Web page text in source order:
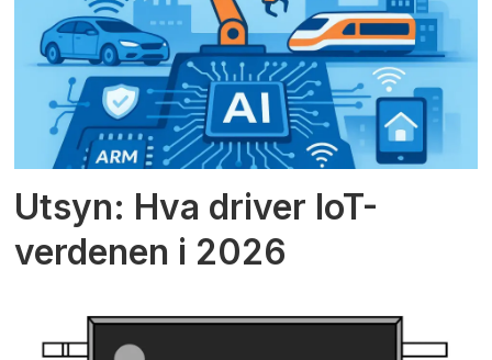
Utsyn: Hva driver IoT-
verdenen i 2026